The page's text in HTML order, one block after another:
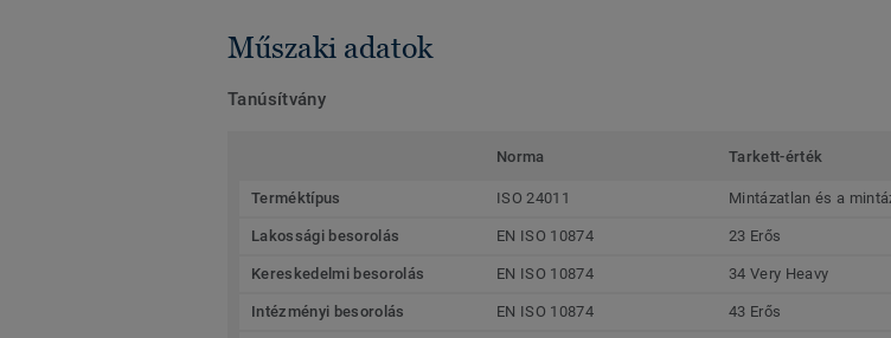
Műszaki adatok
Tanúsítvány
Norma Tarkett-érték
Terméktípus ISO 24011 Mintázatlan és a
Lakossági besorolás EN ISO 10874 23 Erős
Kereskedelmi besorolás EN ISO 10874 34 Very Heavy
Intézményi besorolás EN ISO 10874 43 Erős